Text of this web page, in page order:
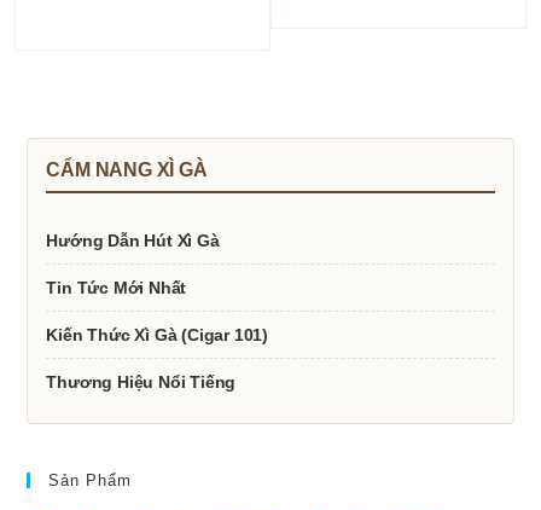
CẨM NANG XÌ GÀ
Hướng Dẫn Hút Xì Gà
Tin Tức Mới Nhất
Kiến Thức Xì Gà (Cigar 101)
Thương Hiệu Nổi Tiếng
Sản Phẩm